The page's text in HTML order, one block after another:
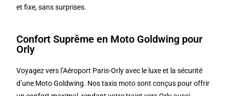
et fixe, sans surprises.
Confort Suprême en Moto Goldwing pour
Orly
Voyagez vers l’Aéroport Paris-Orly avec le luxe et la sécurité
d’une Moto Goldwing. Nos taxis moto sont conçus pour offrir